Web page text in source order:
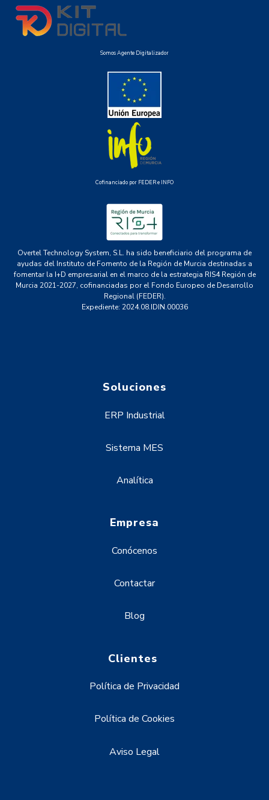
Somos Agente Digitalizador
Cofinanciado por FEDER e INFO
Overtel Technology System, S.L. ha sido beneficiario del programa de
ayudas del Instituto de Fomento de la Región de Murcia destinadas a
fomentar la I+D empresarial en el marco de la estrategia RIS4 Región de
Murcia 2021-2027, cofinanciadas por el Fondo Europeo de Desarrollo
Regional (FEDER).
Expediente: 2024.08.IDIN.00036
Soluciones
ERP Industrial
Sistema MES
Analítica
Empresa
Conócenos
Contactar
Blog
Clientes
Política de Privacidad
Política de Cookies
Aviso Legal